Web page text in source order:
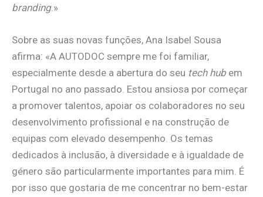
branding.»
Sobre as suas novas funções, Ana Isabel Sousa
afirma: «A AUTODOC sempre me foi familiar,
especialmente desde a abertura do seu tech hub em
Portugal no ano passado. Estou ansiosa por começar
a promover talentos, apoiar os colaboradores no seu
desenvolvimento profissional e na construção de
equipas com elevado desempenho. Os temas
dedicados à inclusão, à diversidade e à igualdade de
género são particularmente importantes para mim. É
por isso que gostaria de me concentrar no bem-estar